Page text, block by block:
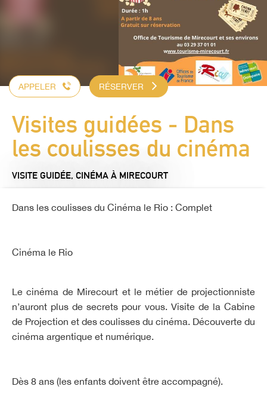
APPELER RÉSERVER
Visites guidées - Dans
les coulisses du cinéma
VISITE GUIDÉE, CINÉMA À MIRECOURT
Dans les coulisses du Cinéma le Rio : Complet
Cinéma le Rio
Le cinéma de Mirecourt et le métier de projectionniste
n’auront plus de secrets pour vous. Visite de la Cabine
de Projection et des coulisses du cinéma. Découverte du
cinéma argentique et numérique.
Dès 8 ans (les enfants doivent être accompagné).